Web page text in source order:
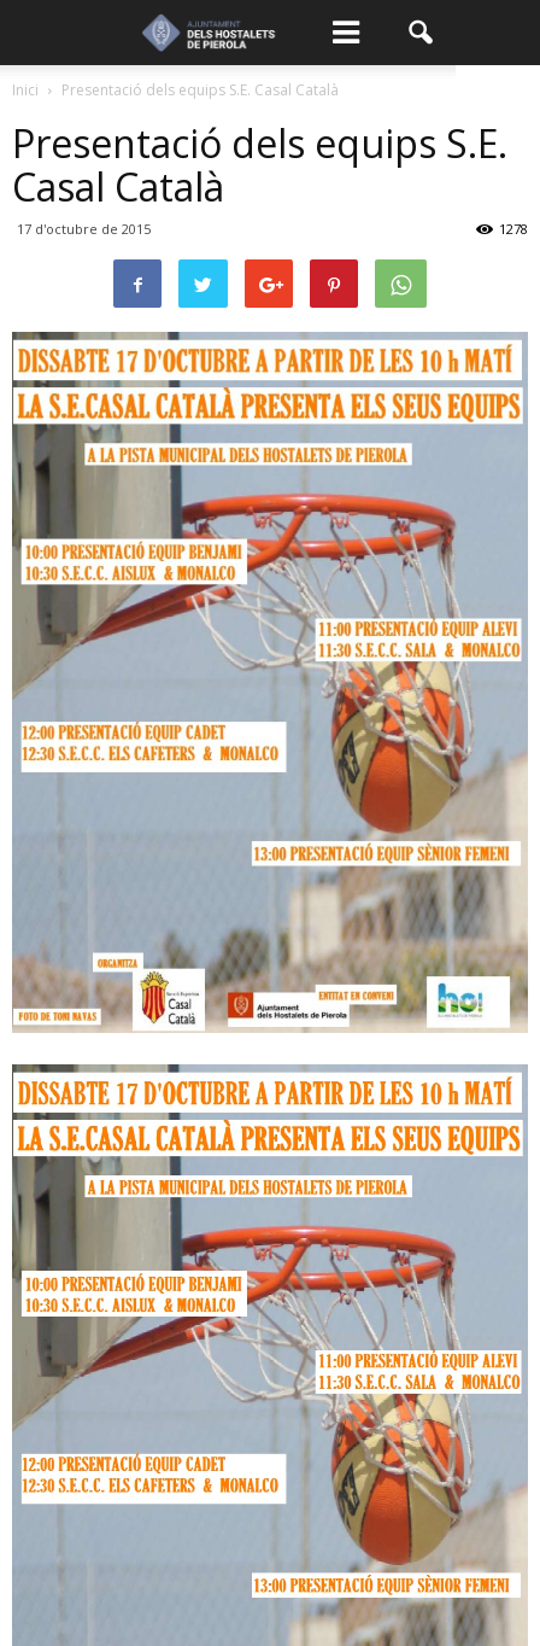
Inici Presentació dels equips S.E. Casal Català
Presentació dels equips S.E.
Casal Català
17 d'octubre de 2015 1278